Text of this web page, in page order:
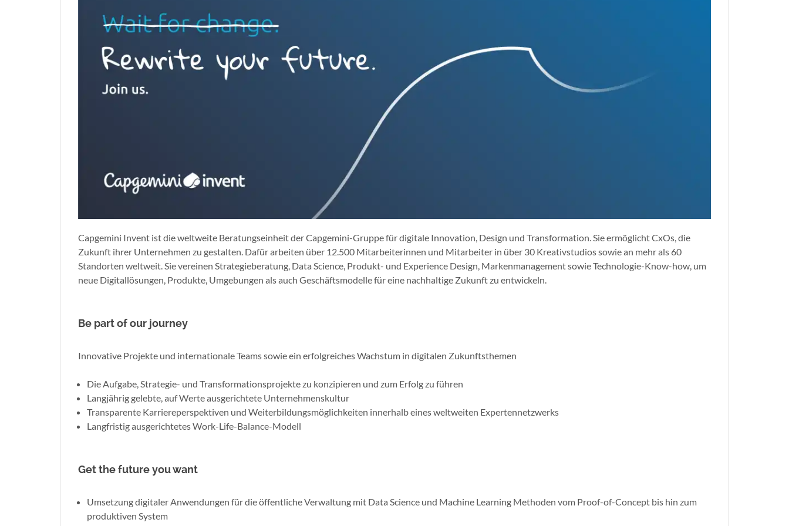
Capgemini Invent ist die weltweite Beratungseinheit der Capgemini-Gruppe für digitale Innovation, Design und Transformation. Sie ermöglicht CxOs, die
Zukunft ihrer Unternehmen zu gestalten. Dafür arbeiten über 12.500 Mitarbeiterinnen und Mitarbeiter in über 30 Kreativstudios sowie an mehr als 60
Standorten weltweit. Sie vereinen Strategieberatung, Data Science, Produkt- und Experience Design, Markenmanagement sowie Technologie-Know-how, um
neue Digitallösungen, Produkte, Umgebungen als auch Geschäftsmodelle für eine nachhaltige Zukunft zu entwickeln.
Be part of our journey
Innovative Projekte und internationale Teams sowie ein erfolgreiches Wachstum in digitalen Zukunftsthemen
Die Aufgabe, Strategie- und Transformationsprojekte zu konzipieren und zum Erfolg zu führen
Langjährig gelebte, auf Werte ausgerichtete Unternehmenskultur
Transparente Karriereperspektiven und Weiterbildungsmöglichkeiten innerhalb eines weltweiten Expertennetzwerks
Langfristig ausgerichtetes Work-Life-Balance-Modell
Get the future you want
Umsetzung digitaler Anwendungen für die öffentliche Verwaltung mit Data Science und Machine Learning Methoden vom Proof-of-Concept bis hin zum
produktiven System